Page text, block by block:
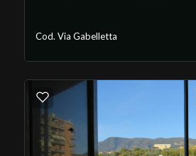
Cod. Via Gabelletta